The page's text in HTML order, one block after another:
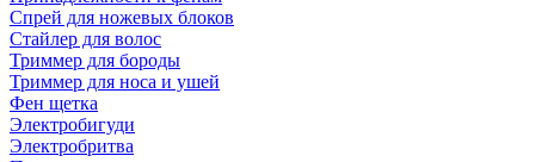
Спрей для ножевых блоков
Стайлер для волос
Триммер для бороды
Триммер для носа и ушей
Фен щетка
Электробигуди
Электробритва